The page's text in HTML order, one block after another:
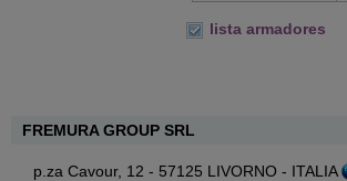
lista armadores
FREMURA GROUP SRL
p.za Cavour, 12 - 57125 LIVORNO - ITALIA